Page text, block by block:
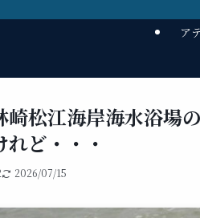
ア
崎松江海岸海水浴
ど・・・
2026/07/15